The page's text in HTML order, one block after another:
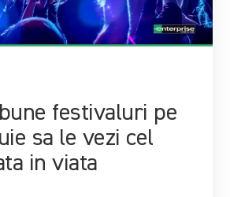
festivaluri pe
sa le vezi cel
in viata